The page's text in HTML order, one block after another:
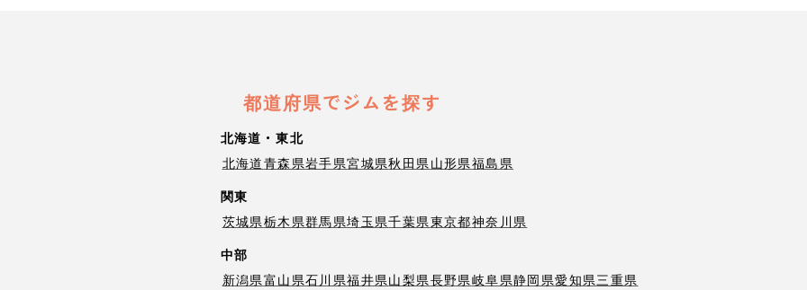
都道府県でジムを探す
北海道・東北
北海道青森県岩手県宮城県秋田県山形県福島県
関東
茨城県栃木県群馬県埼玉県千葉県東京都神奈川県
中部
新潟県富山県石川県福井県山梨県長野県岐阜県静岡県愛知県三重県